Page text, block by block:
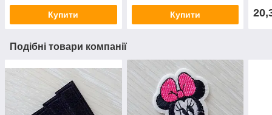
Купити Купити
Подібні товари компанії